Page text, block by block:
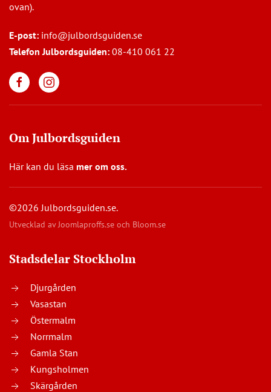
ovan).
E-post: info@julbordsguiden.se
Telefon Julbordsguiden: 08-410 061 22
Om Julbordsguiden
Här kan du läsa mer om oss.
©2026 Julbordsguiden.se.
Utvecklad avJoomlaproffs.se och Bloom.se
Stadsdelar Stockholm
Djurgården
Vasastan
Östermalm
Norrmalm
Gamla Stan
Kungsholmen
Skärgården